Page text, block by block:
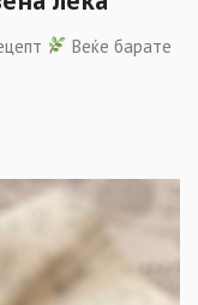
Веќе барате